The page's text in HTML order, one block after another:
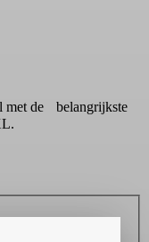
met de belangrijkste
met de